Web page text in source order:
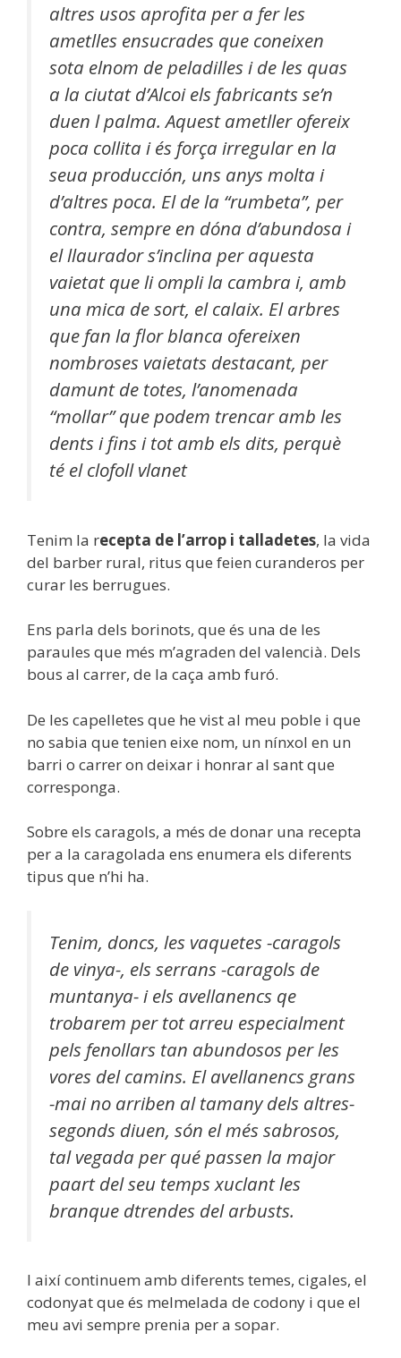
altres usos aprofita per a fer les
ametlles ensucrades que coneixen
sota elnom de peladilles i de les quas
a la ciutat d’Alcoi els fabricants se’n
duen l palma. Aquest ametller ofereix
poca collita i és força irregular en la
seua producción, uns anys molta i
d’altres poca. El de la “rumbeta”, per
contra, sempre en dóna d’abundosa i
el llaurador s’inclina per aquesta
vaietat que li ompli la cambra i, amb
una mica de sort, el calaix. El arbres
que fan la flor blanca ofereixen
nombroses vaietats destacant, per
damunt de totes, l’anomenada
“mollar” que podem trencar amb les
dents i fins i tot amb els dits, perquè
té el clofoll vlanet
Tenim la recepta de l’arrop i talladetes, la vida
del barber rural, ritus que feien curanderos per
curar les berrugues.
Ens parla dels borinots, que és una de les
paraules que més m’agraden del valencià. Dels
bous al carrer, de la caça amb furó.
De les capelletes que he vist al meu poble i que
no sabia que tenien eixe nom, un nínxol en un
barri o carrer on deixar i honrar al sant que
corresponga.
Sobre els caragols, a més de donar una recepta
per a la caragolada ens enumera els diferents
tipus que n’hi ha.
Tenim, doncs, les vaquetes -caragols
de vinya-, els serrans -caragols de
muntanya- i els avellanencs qe
trobarem per tot arreu especialment
pels fenollars tan abundosos per les
vores del camins. El avellanencs grans
-mai no arriben al tamany dels altres-
segonds diuen, són el més sabrosos,
tal vegada per qué passen la major
paart del seu temps xuclant les
branque dtrendes del arbusts.
I així continuem amb diferents temes, cigales, el
codonyat que és melmelada de codony i que el
meu avi sempre prenia per a sopar.